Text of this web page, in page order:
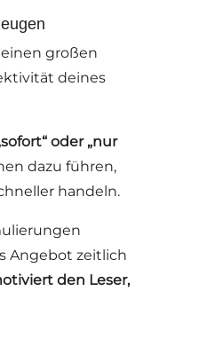
großen
deines
oder „nur
dazu führen,
handeln.
Angebot zeitlich
den Leser,